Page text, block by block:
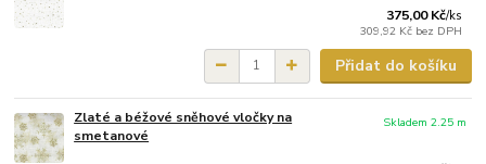
375,00 Kč/ks
309,92 Kč bez DPH
Přidat do košíku
Zlaté a béžové sněhové vločky na
smetanové
Skladem 2.25 m